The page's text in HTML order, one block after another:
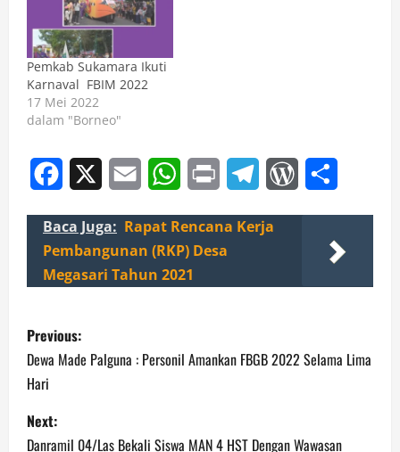
Pemkab Sukamara Ikuti
Karnaval FBIM 2022
17 Mei 2022
dalam "Borneo"
Facebook Email WhatsApp
Print TelegramWordPress
Baca Juga: Rapat Rencana Kerja
Pembangunan (RKP) Desa
Megasari Tahun 2021
P
o
s
t
Previous:
Dewa Made Palguna : Personil Amankan FBGB 2022 Selama Lima
Hari
Next:
Danramil 04/Las Bekali Siswa MAN 4 HST Dengan Wawasan